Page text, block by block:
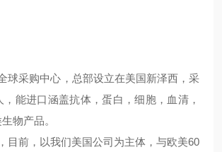
球采购中心，总部设立在美国新泽西，采
，能进口涵盖抗体，蛋白，细胞，血清，
物产品。
目前，以我们美国公司为主体，与欧美60